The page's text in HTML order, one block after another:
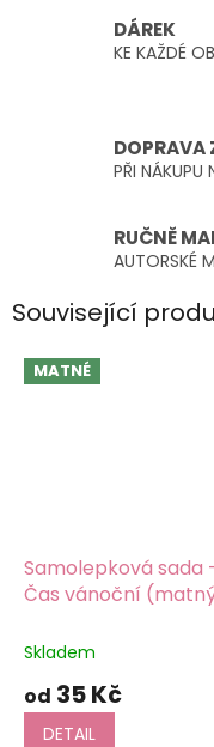
DÁREK
KE KAŽDÉ
DOPRAVA
PŘI NÁKUPU
RUČNĚ
AUTORSKÉ
Související
MATNÉ
Samolepková sada
Čas vánoční
Barevný potisk,
Skladem
od 35 Kč
DETAIL